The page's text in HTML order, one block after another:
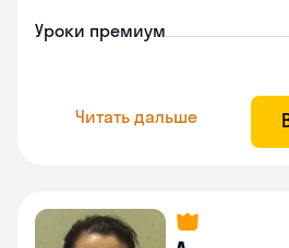
Уроки премиум
Читать дальше